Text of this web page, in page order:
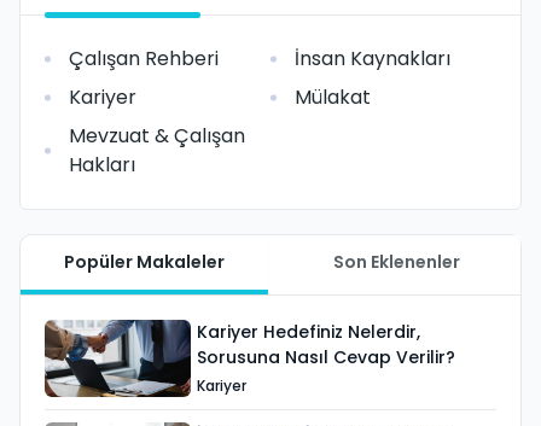
Çalışan Rehberi
İnsan Kaynakları
Kariyer
Mülakat
Mevzuat & Çalışan
Hakları
Popüler Makaleler Son Eklenenler
Kariyer Hedefiniz Nelerdir,
Sorusuna Nasıl Cevap Verilir?
Kariyer